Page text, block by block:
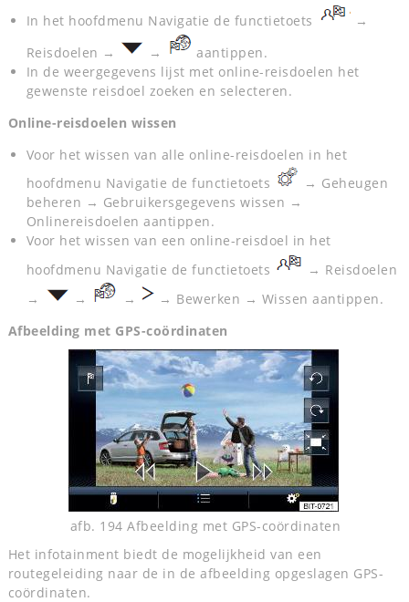
In het hoofdmenu Navigatie de functietoets
→
Reisdoelen →
→
aantippen.
In de weergegevens lijst met online-reisdoelen het
gewenste reisdoel zoeken en selecteren.
Online-reisdoelen wissen
Voor het wissen van alle online-reisdoelen in het
hoofdmenu Navigatie de functietoets
→ Geheugen
beheren → Gebruikersgegevens wissen →
Onlinereisdoelen aantippen.
Voor het wissen van een online-reisdoel in het
hoofdmenu Navigatie de functietoets
→ Reisdoelen
→
→ →
→ Bewerken → Wissen aantippen.
Afbeelding met GPS-coördinaten
afb. 194 Afbeelding met GPS-coördinaten
Het infotainment biedt de mogelijkheid van een
routegeleiding naar de in de afbeelding opgeslagen GPS-
coördinaten.